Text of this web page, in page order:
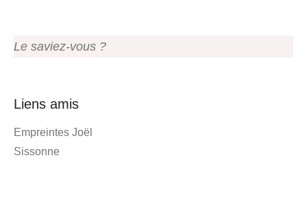
Le saviez-vous ?
Liens amis
Empreintes Joël
Sissonne